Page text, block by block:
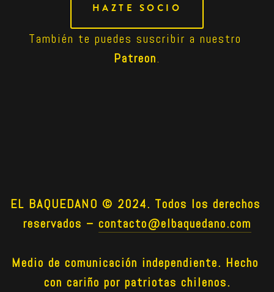
HAZTE SOCIO
Patreon.
EL BAQUEDANO © 2024. Todos los derechos
reservados – contacto@elbaquedano.com
Medio de comunicación independiente. Hecho
con cariño por patriotas chilenos.